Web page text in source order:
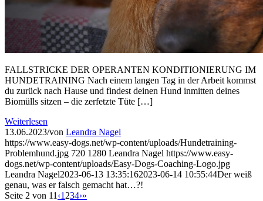
FALLSTRICKE DER OPERANTEN KONDITIONIERUNG IM
HUNDETRAINING Nach einem langen Tag in der Arbeit kommst
du zurück nach Hause und findest deinen Hund inmitten deines
Biomülls sitzen – die zerfetzte Tüte […]
Weiterlesen
13.06.2023/von Leandra Nagel
https://www.easy-dogs.net/wp-content/uploads/Hundetraining-
Problemhund.jpg 720 1280 Leandra Nagel https://www.easy-
dogs.net/wp-content/uploads/Easy-Dogs-Coaching-Logo.jpg
Leandra Nagel2023-06-13 13:35:162023-06-14 10:55:44Der weiß
genau, was er falsch gemacht hat…?!
Seite 2 von 11 ‹1 234›»